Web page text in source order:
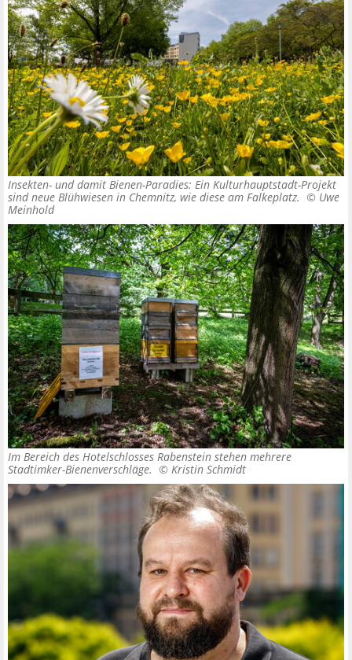
Insekten- und damit Bienen-Paradies: Ein Kulturhauptstadt-Projekt
sind neue Blühwiesen in Chemnitz, wie diese am Falkeplatz. © Uwe
Meinhold
Im Bereich des Hotelschlosses Rabenstein stehen mehrere
Stadtimker-Bienenverschläge. © Kristin Schmidt